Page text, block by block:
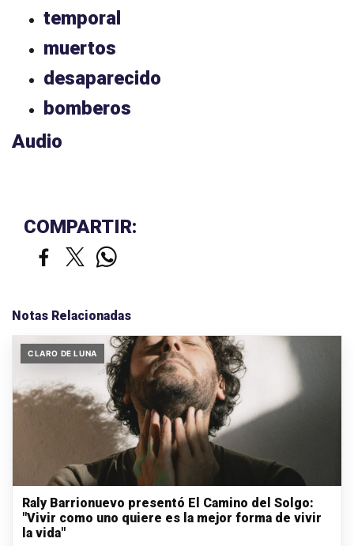
temporal
muertos
desaparecido
bomberos
Audio
COMPARTIR:
Notas Relacionadas
CLARO DE LUNA
Raly Barrionuevo presentó El Camino del Solgo:
"Vivir como uno quiere es la mejor forma de vivir
la vida"